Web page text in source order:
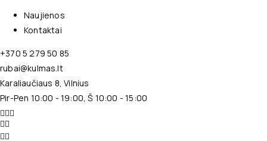
Naujienos
Kontaktai
+370 5 279 50 85
rubai@kulmas.lt
Karaliaučiaus 8, Vilnius
Pir-Pen 10:00 - 19:00, Š 10:00 - 15:00